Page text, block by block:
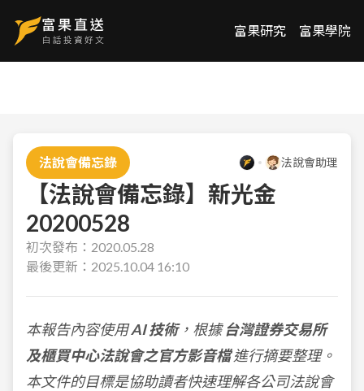
富果研究 富果學院
法說會備忘錄 法說會助理
【法說會備忘錄】新光金
20200528
初次發布： 2020.05.28
最後更新： 2025.10.04 16:10
本報告內容使用AI 技術，根據台灣證券交易所
及櫃買中心法說會之官方影音檔進行摘要整理。
本文件的目標是協助讀者快速理解各公司法說會